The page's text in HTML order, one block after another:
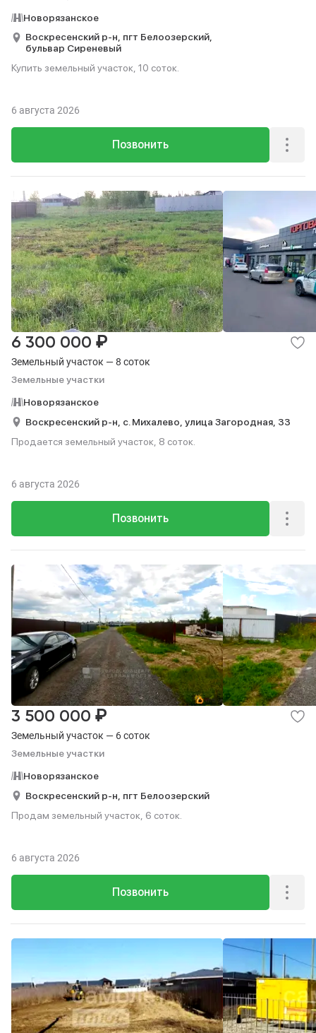
Новорязанское
Воскресенский р-н, пгт Белоозерский,
бульвар Сиреневый
Купить земельный участок, 10 соток.
Позвонить
6 августа 2026
Земельный участок — 8 соток
Земельные участки
6 300 000 ₽
Новорязанское
Воскресенский р-н, с. Михалево, улица Загородная, 33
Продается земельный участок, 8 соток.
Позвонить
6 августа 2026
Земельный участок — 6 соток
Земельные участки
3 500 000 ₽
Новорязанское
Воскресенский р-н, пгт Белоозерский
Продам земельный участок, 6 соток.
Позвонить
6 августа 2026